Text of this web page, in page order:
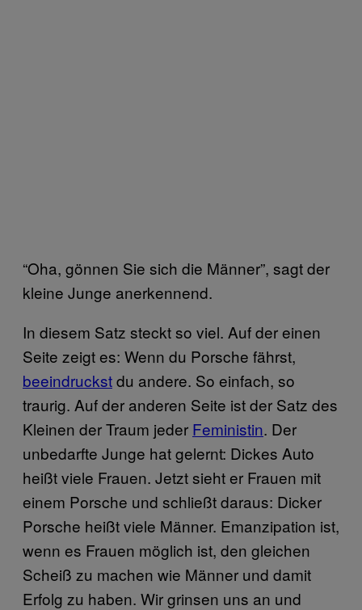
“Oha, gönnen Sie sich die Männer”, sagt der
kleine Junge anerkennend.
In diesem Satz steckt so viel. Auf der einen
Seite zeigt es: Wenn du Porsche fährst,
beeindruckstdu andere. So einfach, so
traurig. Auf der anderen Seite ist der Satz des
Kleinen der Traum jeder Feministin. Der
unbedarfte Junge hat gelernt: Dickes Auto
heißt viele Frauen. Jetzt sieht er Frauen mit
einem Porsche und schließt daraus: Dicker
Porsche heißt viele Männer. Emanzipation ist,
wenn es Frauen möglich ist, den gleichen
Scheiß zu machen wie Männer und damit
Erfolg zu haben. Wir grinsen uns an und